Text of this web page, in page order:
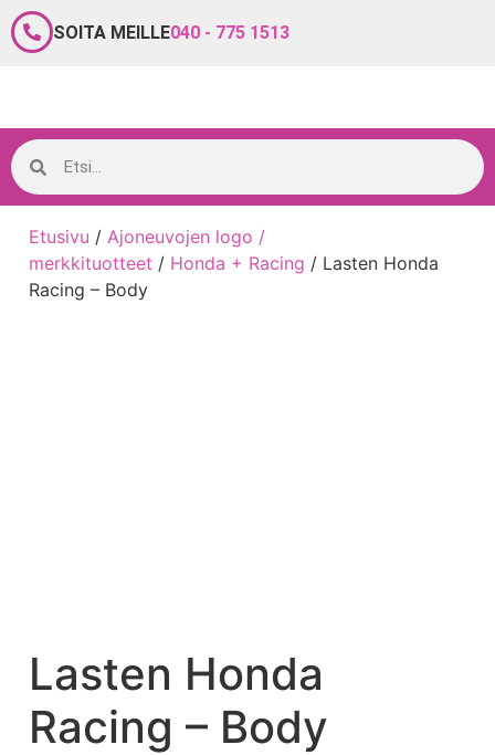
SOITA MEILLE040 - 775 1513
Etusivu / Ajoneuvojen logo /
merkkituotteet / Honda + Racing / Lasten Honda
Racing – Body
Lasten Honda
Racing – Body